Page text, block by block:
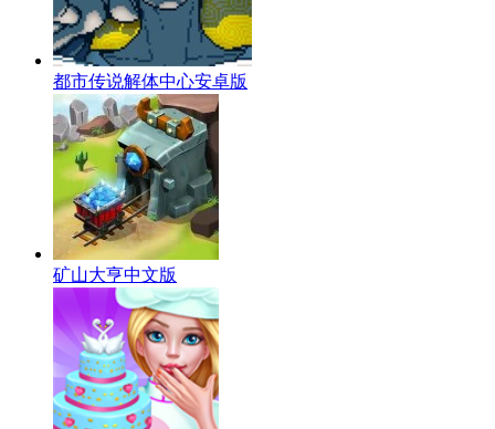
都市传说解体中心安卓版
矿山大亨中文版